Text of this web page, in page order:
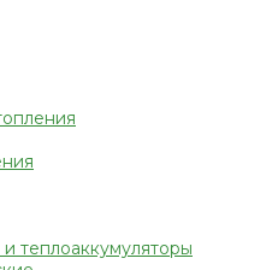
теплоаккумуляторы